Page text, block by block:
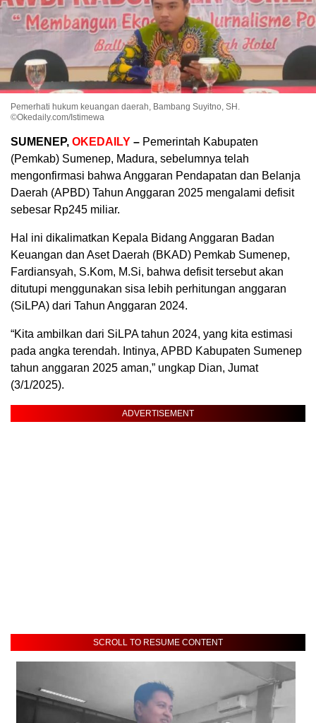
Pemerhati hukum keuangan daerah, Bambang Suyitno, SH.
©Okedaily.com/Istimewa
SUMENEP, OKEDAILY – Pemerintah Kabupaten
(Pemkab) Sumenep, Madura, sebelumnya telah
mengonfirmasi bahwa Anggaran Pendapatan dan Belanja
Daerah (APBD) Tahun Anggaran 2025 mengalami defisit
sebesar Rp245 miliar.
Hal ini dikalimatkan Kepala Bidang Anggaran Badan
Keuangan dan Aset Daerah (BKAD) Pemkab Sumenep,
Fardiansyah, S.Kom, M.Si, bahwa defisit tersebut akan
ditutupi menggunakan sisa lebih perhitungan anggaran
(SiLPA) dari Tahun Anggaran 2024.
“Kita ambilkan dari SiLPA tahun 2024, yang kita estimasi
pada angka terendah. Intinya, APBD Kabupaten Sumenep
tahun anggaran 2025 aman,” ungkap Dian, Jumat
(3/1/2025).
ADVERTISEMENT
SCROLL TO RESUME CONTENT